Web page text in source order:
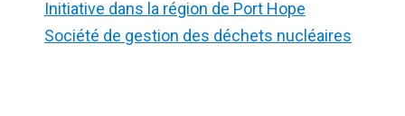
Initiative dans la région de Port Hope
Société de gestion des déchets nucléaires